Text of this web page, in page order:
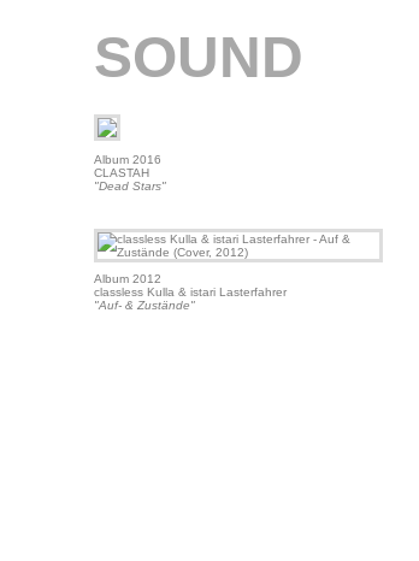
SOUND
Album 2016
CLASTAH
"Dead Stars"
Album 2012
classless Kulla & istari Lasterfahrer
"Auf- & Zustände"